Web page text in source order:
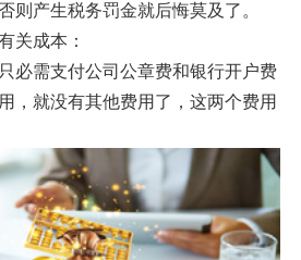
则产生税务罚金就后悔莫及了。
关成本：
必需支付公司公章费和银行开户费
，就没有其他费用了，这两个费用